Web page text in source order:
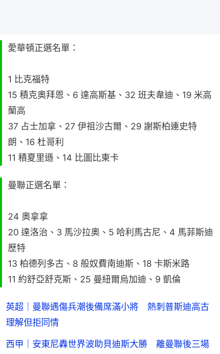
愛華頓正選名單：
1 比克福特
15 積克奧拜恩、6 達高斯基、32 班夫韋迪、19 米高
蘭高
37 占士加拿、27 伊祖沙古爾、29 謝斯柏連史特
朗、16 杜哥利
11 積夏里遜、14 比圖比東卡
曼聯正選名單：
24 奧拿拿
20 達洛治、3 馬沙拉奧、5 哈利馬古尼、4 馬菲斯迪
歷特
13 柏德列多古、8 般奴費南迪斯、18 卡斯米路
11 約舒亞舒克斯、25 曼紐爾烏加迪、9 凱倫
英超｜曼聯遇傷兵潮後備席滿小將 熱刺普斯迪高古
理解但拒同情
西甲｜安東尼轟世界波助貝迪斯大勝 離曼聯後三場